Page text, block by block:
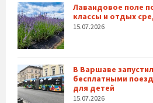
Лавандовое поле
классы и отдых
15.07.2026
В Варшаве
бесплатными
для детей
15.07.2026